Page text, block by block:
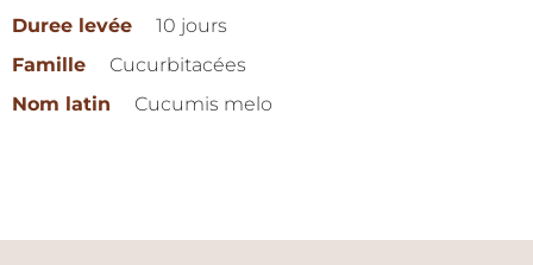
Duree levée
10 jours
Famille
Cucurbitacées
Nom latin
Cucumis melo